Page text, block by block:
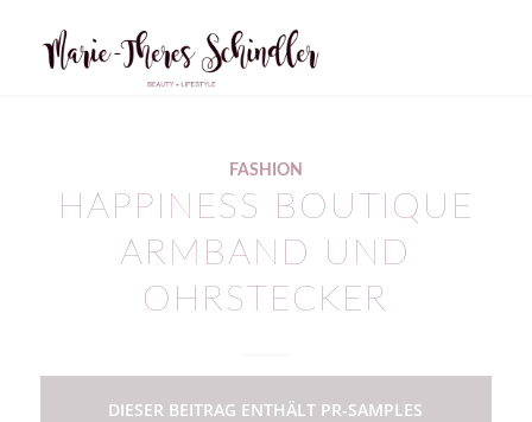
FASHION
HAPPINESS BOUTIQUE
ARMBAND UND
OHRSTECKER
DIESER BEITRAG ENTHÄLT PR-SAMPLES